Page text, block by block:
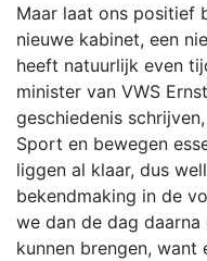
Maar laat ons positief
nieuwe kabinet, een
heeft natuurlijk even
minister van VWS
geschiedenis
Sport en bewegen
liggen al klaar, dus
bekendmaking in de
we dan de dag
kunnen brengen,